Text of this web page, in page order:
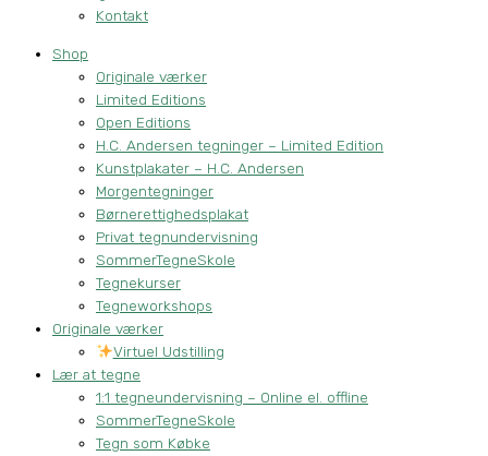
Kontakt
Shop
Originale værker
Limited Editions
Open Editions
H.C. Andersen tegninger – Limited Edition
Kunstplakater – H.C. Andersen
Morgentegninger
Børnerettighedsplakat
Privat tegnundervisning
SommerTegneSkole
Tegnekurser
Tegneworkshops
Originale værker
Virtuel Udstilling
Lær at tegne
1:1 tegneundervisning – Online el. offline
SommerTegneSkole
Tegn som Købke